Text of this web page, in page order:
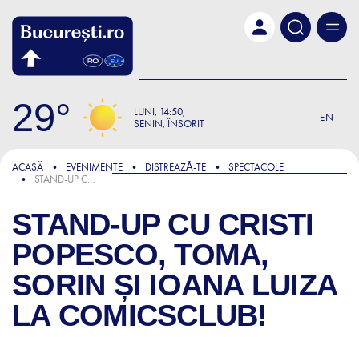
29 LUNI 14:50
SENIN, ÎNSORIT
EN
ACASĂ EVENIMENTE DISTREAZǍ-TE
SPECTACOLE
STAND-UP CU CRISTI POPESCO, TOMA, SORIN ȘI IOANA LUIZA LA COMICSCLUB!
STAND-UP CU CRISTI
POPESCO, TOMA,
SORIN ȘI IOANA LUIZA
LA COMICSCLUB!